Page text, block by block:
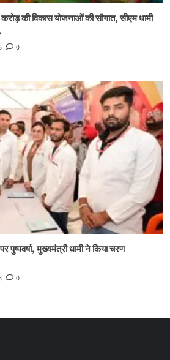
की विकास योजनाओं की सौगात, सीएम धामी
0
पुष्पवर्षा, मुख्यमंत्री धामी ने किया चरण
0